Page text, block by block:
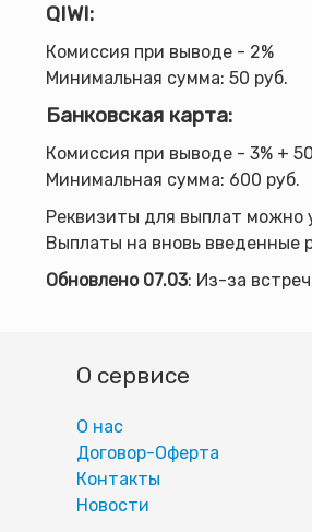
QIWI:
Комиссия при выводе - 2%
Минимальная сумма: 50 руб.
Банковская карта:
Комиссия при выводе - 3% +
Минимальная сумма: 600 руб.
Реквизиты для выплат можно
Выплаты на вновь введенные
Обновлено 07.03: Из-за
О сервисе
О нас
Договор-Оферта
Контакты
Новости